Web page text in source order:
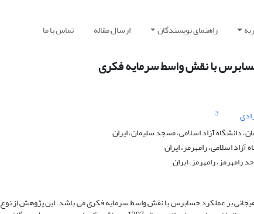
راهنمای نویسندگان ارسال مقاله تماس با ما
با نقش واسط سرمایه فکری
3
دانشگاه آزاد اسلامی، مسجد سلیمان، ایران
اسلامی، رامهرمز، ایران
رامهرمز، ایران